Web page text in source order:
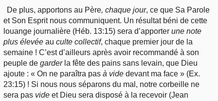
De plus, apportons au Père, chaque jour, ce que Sa Parole
et Son Esprit nous communiquent. Un résultat béni de cette
louange journalière (Héb. 13:15) sera d’apporter une note
plus élevée au culte collectif, chaque premier jour de la
semaine ! C’est d’ailleurs après avoir recommandé à son
peuple de garderla fête des pains sans levain, que Dieu
ajoute : « On ne paraîtra pas à vide devant ma face » (Ex.
23:15) ! Si nous nous séparons du mal, notre corbeille ne
sera pas vide et Dieu sera disposé à la recevoir (Jean